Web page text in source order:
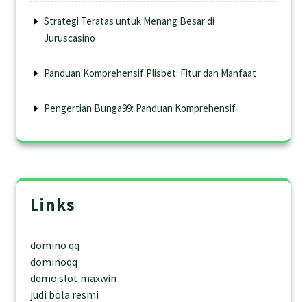
Strategi Teratas untuk Menang Besar di
Juruscasino
Panduan Komprehensif Plisbet: Fitur dan Manfaat
Pengertian Bunga99: Panduan Komprehensif
Links
domino qq
dominoqq
demo slot maxwin
judi bola resmi